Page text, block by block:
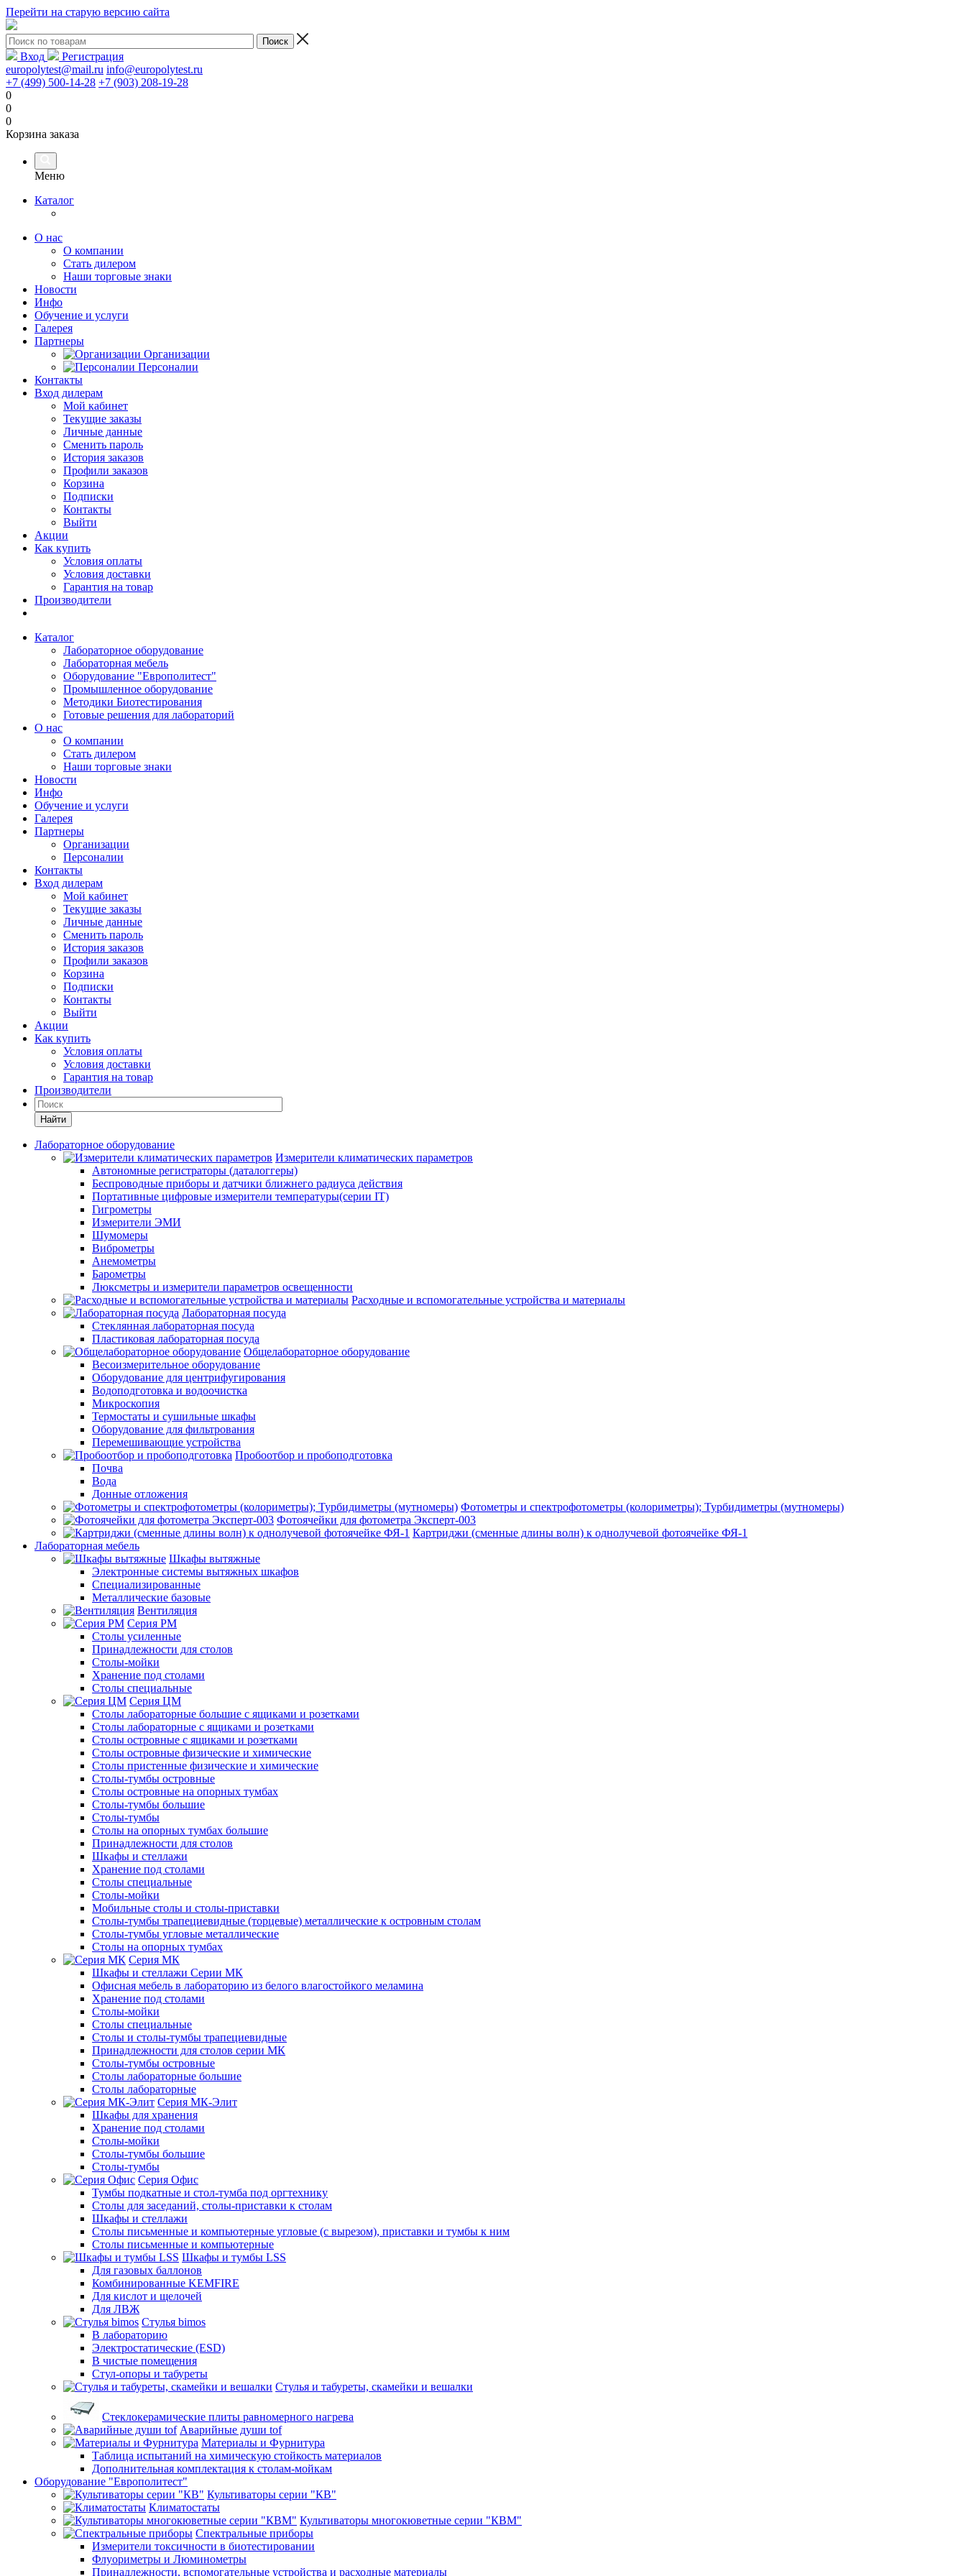
Перейти на старую версию сайта
Вход
Регистрация
europolytest@mail.ru info@europolytest.ru
+7 (499) 500-14-28 +7 (903) 208-19-28
0
0
0
Корзина заказа
Меню
Каталог
О нас
О компании
Стать дилером
Наши торговые знаки
Новости
Инфо
Обучение и услуги
Галерея
Партнеры
Организации
Персоналии
Контакты
Вход дилерам
Мой кабинет
Текущие заказы
Личные данные
Сменить пароль
История заказов
Профили заказов
Корзина
Подписки
Контакты
Выйти
Акции
Как купить
Условия оплаты
Условия доставки
Гарантия на товар
Производители
Каталог
Лабораторное оборудование
Лабораторная мебель
Оборудование "Европолитест"
Промышленное оборудование
Методики Биотестирования
Готовые решения для лабораторий
О нас
О компании
Стать дилером
Наши торговые знаки
Новости
Инфо
Обучение и услуги
Галерея
Партнеры
Организации
Персоналии
Контакты
Вход дилерам
Мой кабинет
Текущие заказы
Личные данные
Сменить пароль
История заказов
Профили заказов
Корзина
Подписки
Контакты
Выйти
Акции
Как купить
Условия оплаты
Условия доставки
Гарантия на товар
Производители
Найти
Лабораторное оборудование
Измерители климатических параметров
Автономные регистраторы (даталоггеры)
Беспроводные приборы и датчики ближнего радиуса действия
Портативные цифровые измерители температуры(серии IT)
Гигрометры
Измерители ЭМИ
Шумомеры
Виброметры
Анемометры
Барометры
Люксметры и измерители параметров освещенности
Расходные и вспомогательные устройства и материалы
Лабораторная посуда
Стеклянная лабораторная посуда
Пластиковая лабораторная посуда
Общелабораторное оборудование
Весоизмерительное оборудование
Оборудование для центрифугирования
Водоподготовка и водоочистка
Микроскопия
Термостаты и сушильные шкафы
Оборудование для фильтрования
Перемешивающие устройства
Пробоотбор и пробоподготовка
Почва
Вода
Донные отложения
Фотометры и спектрофотометры (колориметры); Турбидиметры (мутномеры)
Фотоячейки для фотометра Эксперт-003
Картриджи (сменные длины волн) к однолучевой фотоячейке ФЯ-1
Лабораторная мебель
Шкафы вытяжные
Электронные системы вытяжных шкафов
Специализированные
Металлические базовые
Вентиляция
Серия РМ
Столы усиленные
Принадлежности для столов
Столы-мойки
Хранение под столами
Столы специальные
Серия ЦМ
Столы лабораторные большие с ящиками и розетками
Столы лабораторные с ящиками и розетками
Столы островные с ящиками и розетками
Столы островные физические и химические
Столы пристенные физические и химические
Столы-тумбы островные
Столы островные на опорных тумбах
Столы-тумбы большие
Столы-тумбы
Столы на опорных тумбах большие
Принадлежности для столов
Шкафы и стеллажи
Хранение под столами
Столы специальные
Столы-мойки
Мобильные столы и столы-приставки
Столы-тумбы трапециевидные (торцевые) металлические к островным столам
Столы-тумбы угловые металлические
Столы на опорных тумбах
Серия МК
Шкафы и стеллажи Серии МК
Офисная мебель в лабораторию из белого влагостойкого меламина
Хранение под столами
Столы-мойки
Столы специальные
Столы и столы-тумбы трапециевидные
Принадлежности для столов серии МК
Столы-тумбы островные
Столы лабораторные большие
Столы лабораторные
Серия МК-Элит
Шкафы для хранения
Хранение под столами
Столы-мойки
Столы-тумбы большие
Столы-тумбы
Серия Офис
Тумбы подкатные и стол-тумба под оргтехнику
Столы для заседаний, столы-приставки к столам
Шкафы и стеллажи
Столы письменные и компьютерные угловые (с вырезом), приставки и тумбы к ним
Столы письменные и компьютерные
Шкафы и тумбы LSS
Для газовых баллонов
Комбинированные KEMFIRE
Для кислот и щелочей
Для ЛВЖ
Стулья bimos
В лабораторию
Электростатические (ESD)
В чистые помещения
Стул-опоры и табуреты
Стулья и табуреты, скамейки и вешалки
Стеклокерамические плиты равномерного нагрева
Аварийные души tof
Материалы и Фурнитура
Таблица испытаний на химическую стойкость материалов
Дополнительная комплектация к столам-мойкам
Оборудование "Европолитест"
Культиваторы серии "КВ"
Климатостаты
Культиваторы многокюветные серии "КВМ"
Спектральные приборы
Измерители токсичности в биотестировании
Флуориметры и Люминометры
Принадлежности, вспомогательные устройства и расходные материалы